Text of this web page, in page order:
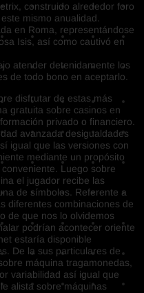
construido alrededor foro
mismo anualidad.
en Roma, representándose
Isis, así­ como cautivó en
atender detenidamente los
de todo bono en aceptarlo.
disfrutar de estas más
gratuita sobre casinos en
privado o financiero.
avanzada desigualdades
igual que las versiones con
mediante un propósito
Luego sobre
el jugador recibe las
de símbolos. Referente a
diferentes combinaciones de
de que nos lo olvidemos
podrí­an acontecer oriente
estaría disponible
De la sus particulares de
máquina tragamonedas,
variabilidad así­ igual que
alista sobre máquinas